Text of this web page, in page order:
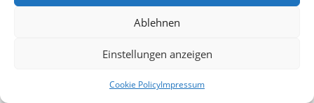
Ablehnen
Einstellungen anzeigen
Cookie PolicyImpressum